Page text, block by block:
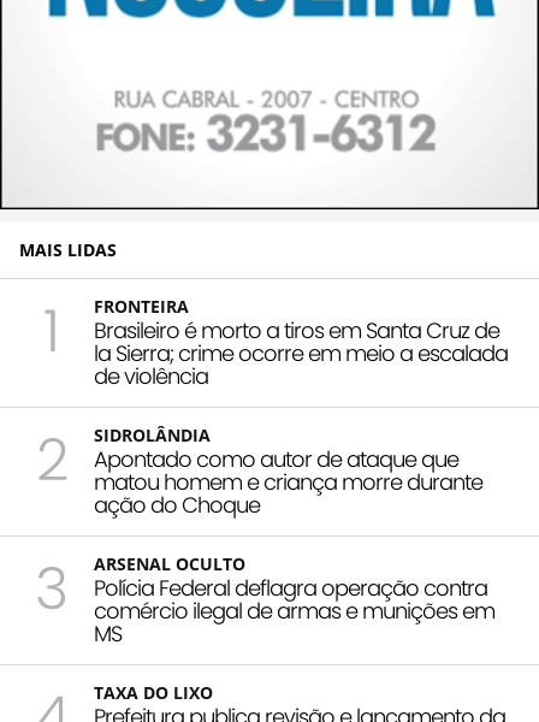
MAIS LIDAS
1 FRONTEIRA
Brasileiro é morto a tiros em Santa Cruz de
la Sierra; crime ocorre em meio a escalada
de violência
2 SIDROLÂNDIA
Apontado como autor de ataque que
matou homem e criança morre durante
ação do Choque
3 ARSENAL OCULTO
Polícia Federal deflagra operação contra
comércio ilegal de armas e munições em
MS
TAXA DO LIXO